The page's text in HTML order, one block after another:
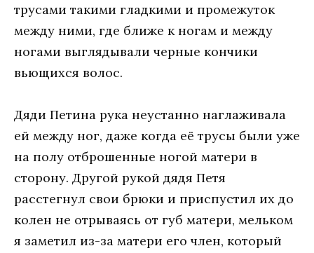
трусами такими гладкими и промежуток
между ними, где ближе к ногам и между
ногами выглядывали черные кончики
вьющихся волос.
Дяди Петина рука неустанно наглаживала
ей между ног, даже когда её трусы были уже
на полу отброшенные ногой матери в
сторону. Другой рукой дядя Петя
расстегнул свои брюки и приспустил их до
колен не отрываясь от губ матери, мельком
я заметил из-за матери его член, который